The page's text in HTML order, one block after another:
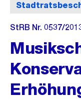
StRB Nr. 0537/